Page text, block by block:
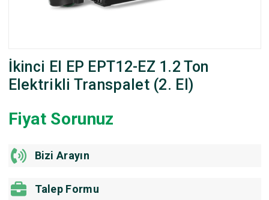
İkinci El EP EPT12-EZ 1.2 Ton
Elektrikli Transpalet (2. El)
Fiyat Sorunuz
Bizi Arayın
Talep Formu